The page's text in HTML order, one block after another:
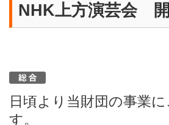
NHK上方演芸会
日頃より当財団の事業
す。